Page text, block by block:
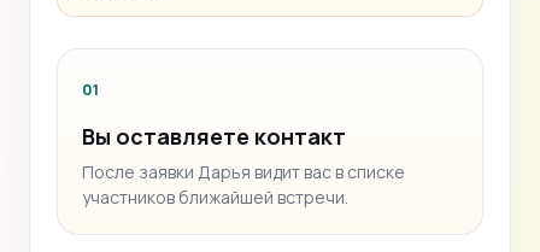
01
Вы оставляете контакт
После заявки Дарья видит вас в списке
участников ближайшей встречи.